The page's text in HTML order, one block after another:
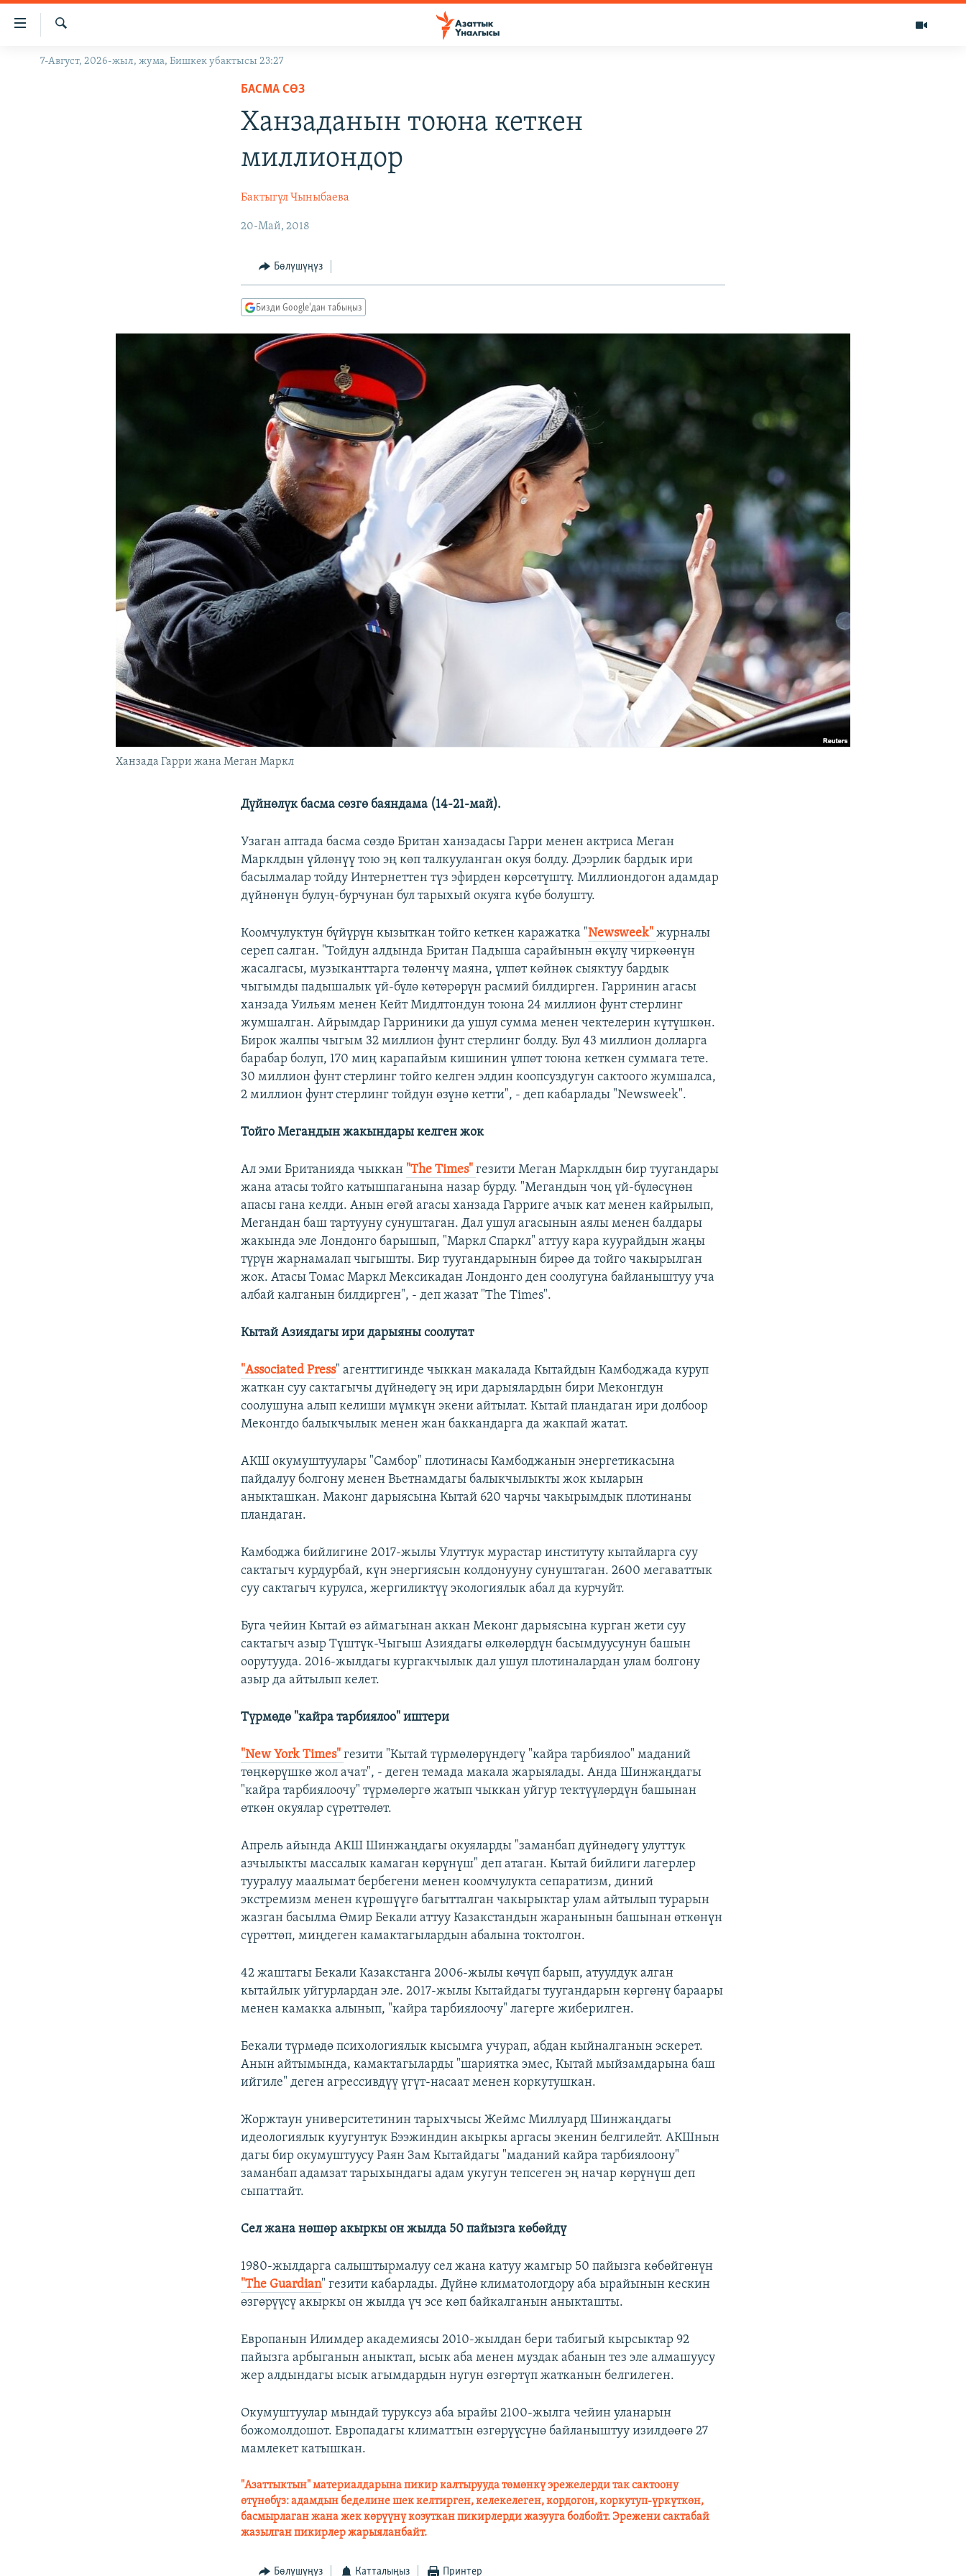
Линктер
Мазмунга
Навигацияга
ЖАҢЫЛЫКТАР
Издөө
7-Август, 2026-жыл, жума, Бишкек убактысы 23:27
БАСМА СӨЗ
Ханзаданын тоюна кеткен
миллиондор
Бактыгүл Чыныбаева
20-Май, 2018
Бөлүшүңүз
Бизди Google'дан табыңыз
Ханзада Гарри жана Меган Маркл
Дүйнөлүк басма сөзгө баяндама (14-21-май).
Узаган аптада басма сөздө Британ ханзадасы Гарри менен актриса Меган
Марклдын үйлөнүү тою эң көп талкууланган окуя болду. Дээрлик бардык ири
басылмалар тойду Интернеттен түз эфирден көрсөтүштү. Миллиондогон адамдар
дүйнөнүн булуң-бурчунан бул тарыхый окуяга күбө болушту.
Коомчулуктун бүйүрүн кызыткан тойго кеткен каражатка "Newsweek"журналы
сереп салган. "Тойдун алдында Британ Падыша сарайынын өкүлү чиркөөнүн
жасалгасы, музыканттарга төлөнчү маяна, үлпөт көйнөк сыяктуу бардык
чыгымды падышалык үй-бүлө көтөрөрүн расмий билдирген. Гарринин агасы
ханзада Уильям менен Кейт Мидлтондун тоюна 24 миллион фунт стерлинг
жумшалган. Айрымдар Гарриники да ушул сумма менен чектелерин күтүшкөн.
Бирок жалпы чыгым 32 миллион фунт стерлинг болду. Бул 43 миллион долларга
барабар болуп, 170 миң карапайым кишинин үлпөт тоюна кеткен суммага тете.
30 миллион фунт стерлинг тойго келген элдин коопсуздугун сактоого жумшалса,
2 миллион фунт стерлинг тойдун өзүнө кетти", - деп кабарлады "Newsweek".
Тойго Мегандын жакындары келген жок
Ал эми Британияда чыккан "The Times"гезити Меган Марклдын бир туугандары
жана атасы тойго катышпаганына назар бурду. "Мегандын чоң үй-бүлөсүнөн
апасы гана келди. Анын өгөй агасы ханзада Гарриге ачык кат менен кайрылып,
Мегандан баш тартууну сунуштаган. Дал ушул агасынын аялы менен балдары
жакында эле Лондонго барышып, "Маркл Спаркл" аттуу кара куурайдын жаңы
түрүн жарнамалап чыгышты. Бир туугандарынын бирөө да тойго чакырылган
жок. Атасы Томас Маркл Мексикадан Лондонго ден соолугуна байланыштуу уча
албай калганын билдирген", - деп жазат "The Times".
Кытай Азиядагы ири дарыяны соолутат
"Associated Press" агенттигинде чыккан макалада Кытайдын Камбоджада куруп
жаткан суу сактагычы дүйнөдөгү эң ири дарыялардын бири Меконгдун
соолушуна алып келиши мүмкүн экени айтылат. Кытай пландаган ири долбоор
Меконгдо балыкчылык менен жан баккандарга да жакпай жатат.
АКШ окумуштуулары "Самбор" плотинасы Камбоджанын энергетикасына
пайдалуу болгону менен Вьетнамдагы балыкчылыкты жок кыларын
аныкташкан. Маконг дарыясына Кытай 620 чарчы чакырымдык плотинаны
пландаган.
Камбоджа бийлигине 2017-жылы Улуттук мурастар институту кытайларга суу
сактагыч курдурбай, күн энергиясын колдонууну сунуштаган. 2600 мегаваттык
суу сактагыч курулса, жергиликтүү экологиялык абал да курчуйт.
Буга чейин Кытай өз аймагынан аккан Меконг дарыясына курган жети суу
сактагыч азыр Түштүк-Чыгыш Азиядагы өлкөлөрдүн басымдуусунун башын
оорутууда. 2016-жылдагы кургакчылык дал ушул плотиналардан улам болгону
азыр да айтылып келет.
Түрмөдө "кайра тарбиялоо" иштери
"New York Times"гезити "Кытай түрмөлөрүндөгү "кайра тарбиялоо" маданий
төңкөрүшкө жол ачат", - деген темада макала жарыялады. Анда Шинжаңдагы
"кайра тарбиялоочу" түрмөлөргө жатып чыккан уйгур тектүүлөрдүн башынан
өткөн окуялар сүрөттөлөт.
Апрель айында АКШ Шинжаңдагы окуяларды "заманбап дүйнөдөгү улуттук
азчылыкты массалык камаган көрүнүш" деп атаган. Кытай бийлиги лагерлер
тууралуу маалымат бербегени менен коомчулукта сепаратизм, диний
экстремизм менен күрөшүүгө багытталган чакырыктар улам айтылып турарын
жазган басылма Өмир Бекали аттуу Казакстандын жаранынын башынан өткөнүн
сүрөттөп, миңдеген камактагылардын абалына токтолгон.
42 жаштагы Бекали Казакстанга 2006-жылы көчүп барып, атуулдук алган
кытайлык уйгурлардан эле. 2017-жылы Кытайдагы туугандарын көргөнү бараары
менен камакка алынып, "кайра тарбиялоочу" лагерге жиберилген.
Бекали түрмөдө психологиялык кысымга учурап, абдан кыйналганын эскерет.
Анын айтымында, камактагыларды "шариятка эмес, Кытай мыйзамдарына баш
ийгиле" деген агрессивдүү үгүт-насаат менен коркутушкан.
Жоржтаун университетинин тарыхчысы Жеймс Миллуард Шинжаңдагы
идеологиялык куугунтук Бээжиндин акыркы аргасы экенин белгилейт. АКШнын
дагы бир окумуштуусу Раян Зам Кытайдагы "маданий кайра тарбиялоону"
заманбап адамзат тарыхындагы адам укугун тепсеген эң начар көрүнүш деп
сыпаттайт.
Сел жана нөшөр акыркы он жылда 50 пайызга көбөйдү
1980-жылдарга салыштырмалуу сел жана катуу жамгыр 50 пайызга көбөйгөнүн
"The Guardian" гезити кабарлады. Дүйнө климатологдору аба ырайынын кескин
өзгөрүүсү акыркы он жылда үч эсе көп байкалганын аныкташты.
Европанын Илимдер академиясы 2010-жылдан бери табигый кырсыктар 92
пайызга арбыганын аныктап, ысык аба менен муздак абанын тез эле алмашуусу
жер алдындагы ысык агымдардын нугун өзгөртүп жатканын белгилеген.
Окумуштуулар мындай туруксуз аба ырайы 2100-жылга чейин уланарын
божомолдошот. Европадагы климаттын өзгөрүүсүнө байланыштуу изилдөөгө 27
мамлекет катышкан.
"Азаттыктын" материалдарына пикир калтырууда төмөнкү эрежелерди так сактоону
өтүнөбүз: адамдын беделине шек келтирген, келекелеген, кордогон, коркутуп-үркүткөн,
басмырлаган жана жек көрүүнү козуткан пикирлерди жазууга болбойт. Эрежени сактабай
жазылган пикирлер жарыяланбайт.
Бөлүшүңүз Катталыңыз Принтер